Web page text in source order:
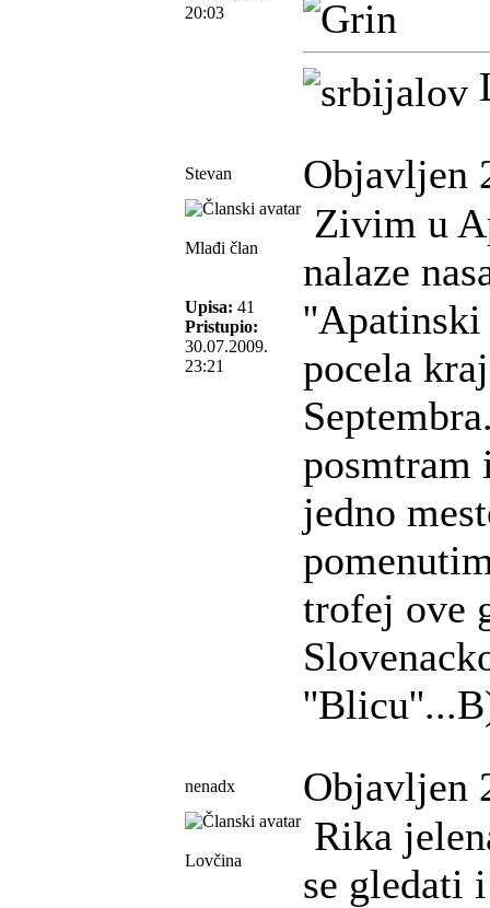
20:03
Stevan Objavljen
Mlađi član
Upisa: 41
Pristupio:
30.07.2009.
23:21
Zivim u
nalaze
pocela
posmtram
jedno
trofej ove
nenadx Objavljen
Lovčina
Rika
se gledati